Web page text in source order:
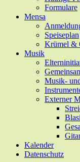
Formulare
Mensa
Speiseplan
Krümel &
Musik
Musik-
Externer
Kalender
Datenschutz